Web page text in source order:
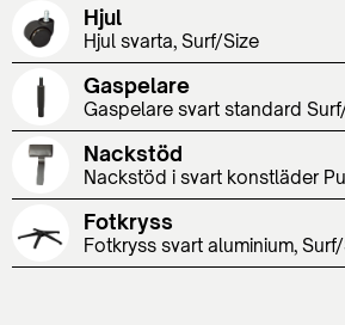
Hjul
Hjul svarta, Surf/Size
Gaspelare
Gaspelare svart standard
Nackstöd
Nackstöd i svart konstläder
Fotkryss
Fotkryss svart aluminium,